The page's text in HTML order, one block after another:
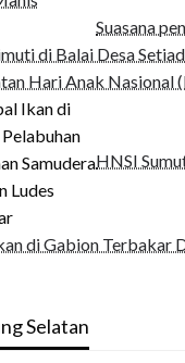
Suasana
di Balai Desa
Hari Anak Nasional
HNSI
di Gabion Terbakar
Selatan